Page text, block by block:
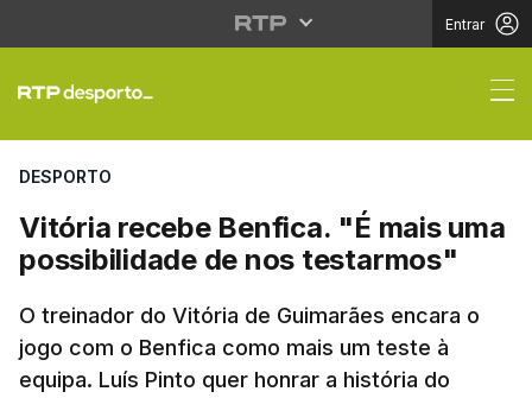
Entrar
Vitória recebe
DESPORTO
Vitória recebe Benfica. "É mais uma
possibilidade de nos testarmos"
O treinador do Vitória de Guimarães encara o
jogo com o Benfica como mais um teste à
equipa. Luís Pinto quer honrar a história do